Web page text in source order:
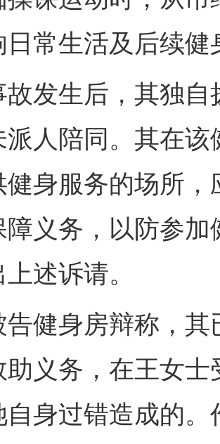
日常生活及后续健
生后，其独自
派人陪同。其在
健身服务的场所
障义务，以防参
述诉请。
身房辩称，其
助义务，在王女
自身过错造成的